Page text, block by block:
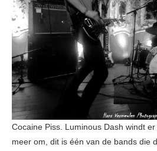
Cocaine Piss. Luminous Dash windt
meer om, dit is één van de bands die